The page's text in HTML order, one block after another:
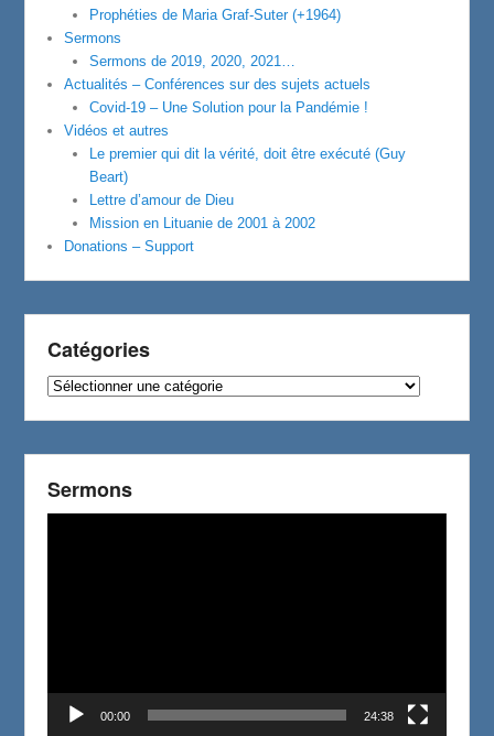
Prophéties de Maria Graf-Suter (+1964)
Sermons
Sermons de 2019, 2020, 2021…
Actualités – Conférences sur des sujets actuels
Covid-19 – Une Solution pour la Pandémie !
Vidéos et autres
Le premier qui dit la vérité, doit être exécuté (Guy
Beart)
Lettre d’amour de Dieu
Mission en Lituanie de 2001 à 2002
Donations – Support
Catégories
Catégories
Sermons
00:00 24:38